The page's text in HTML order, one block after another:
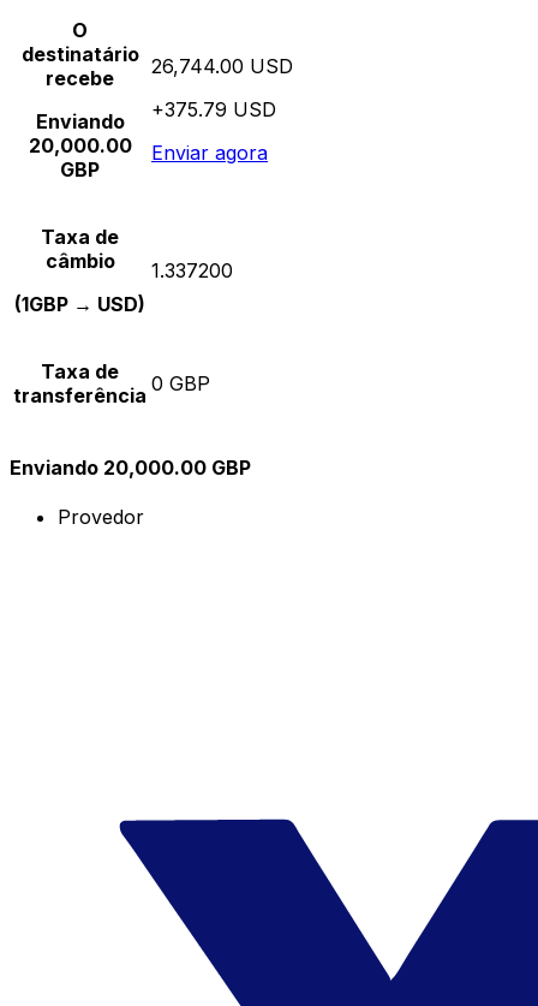
O
destinatário
recebe
Enviando
20,000.00
GBP
26,744.00 USD
+375.79 USD
Enviar agora
Taxa de
câmbio
(1GBP → USD)
1.337200
Taxa de
transferência 0 GBP
Enviando 20,000.00 GBP
Provedor